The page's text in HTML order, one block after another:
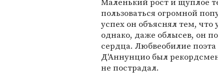
пользоваться огромной
успех он объяснял тем, что
однако, даже облысев, он
сердца. Любвеобилие
Д'Аннунцио был
не пострадал.